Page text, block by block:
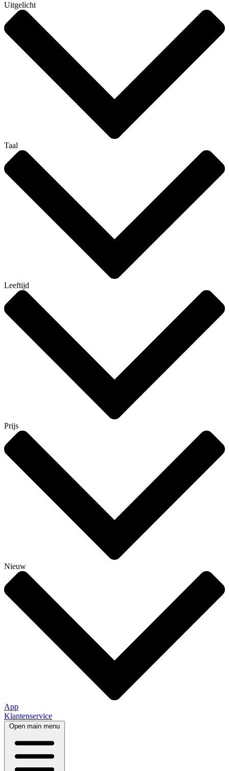
Uitgelicht
Taal
Leeftijd
Prijs
Nieuw
App
Klantenservice
Open main menu